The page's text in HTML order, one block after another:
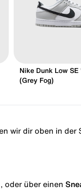
Nike Dunk Low
(Grey Fog)
wir dir oben in der
oder über einen